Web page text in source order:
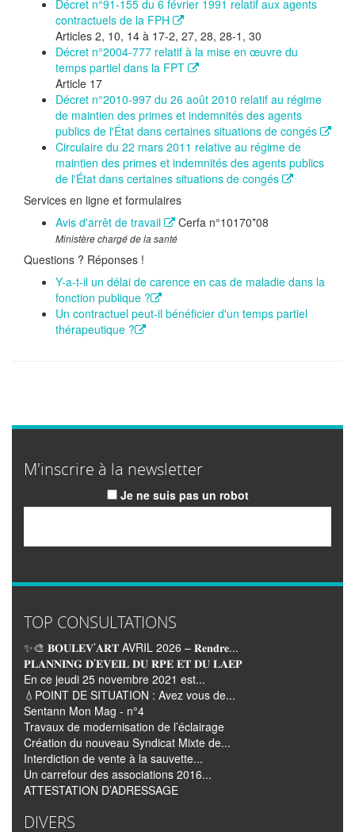
Décret n°91-155 du 6 février 1991 relatif aux agents
contractuels de la FPH
Articles 2, 10, 14 à 17-2, 27, 28, 28-1, 30
Décret n°2004-777 relatif à la mise en œuvre du
temps partiel dans la FPT
Article 17
Décret n°2010-997 du 26 août 2010 relatif au régime
de maintien des primes et indemnités des agents
publics de l'État dans certaines situations de congés
Circulaire du 22 mars 2011 relative au régime de
maintien des primes et indemnités des agents publics
de l'État dans certaines situations de congés
Services en ligne et formulaires
Avis d'arrêt de travail
Cerfa n°10170*08
Ministère chargé de la santé
Questions ? Réponses !
Y-a-t-il un délai de carence en cas de maladie dans la
fonction publique ?
Un contractuel peut-il bénéficier d'un temps partiel
thérapeutique ?
M'inscrire à la newsletter
Je ne suis pas un robot
TOP CONSULTATIONS
✨🎨 𝐁𝐎𝐔𝐋𝐄𝐕’𝐀𝐑𝐓 AVRIL 2026 – 𝐑𝐞𝐧𝐝𝐫𝐞...
𝐏𝐋𝐀𝐍𝐍𝐈𝐍𝐆 𝐃’𝐄𝐕𝐄𝐈𝐋 𝐃𝐔 𝐑𝐏𝐄 𝐄𝐓 𝐃𝐔 𝐋𝐀𝐄𝐏
En ce jeudi 25 novembre 2021 est...
💧POINT DE SITUATION : Avez vous de...
Sentann Mon Mag - n°4
Travaux de modernisation de l’éclairage
Création du nouveau Syndicat Mixte de...
Interdiction de vente à la sauvette...
Un carrefour des associations 2016...
ATTESTATION D’ADRESSAGE
DIVERS